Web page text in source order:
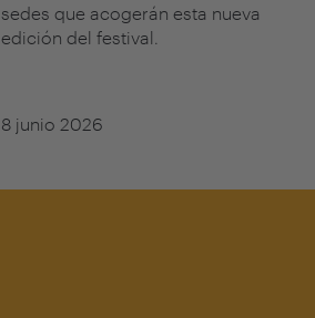
sedes que acogerán esta nueva
edición del festival.
8 junio 2026